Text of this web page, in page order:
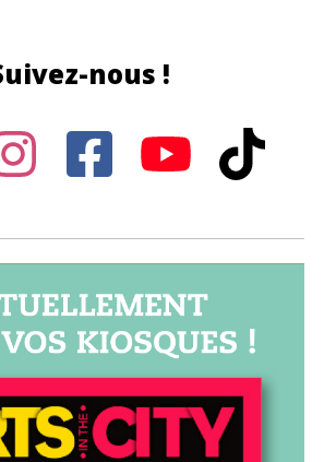
nous !